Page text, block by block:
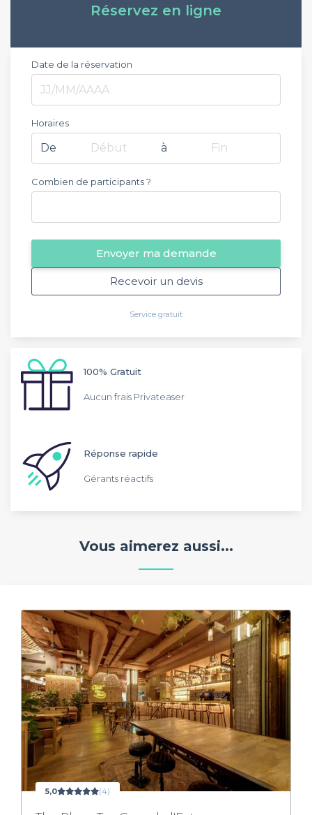
Réservez en ligne
Date de la réservation
Horaires
De Début à Fin
Combien de participants ?
Envoyer ma demande
Recevoir un devis
Service gratuit
100% Gratuit
Aucun frais Privateaser
Réponse rapide
Gérants réactifs
Vous aimerez aussi...
5,0 (4)